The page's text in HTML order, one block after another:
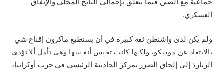
العسكري.
ولم يكن لدى واشنطن ثقة كبيرة في أن يستطيع ماكرون إقناع شي
بالابتعاد عن موسكو، ولكنها كانت تحبس أنفاسها وهي تأمل ألا تؤدي
الزيارة إلى إلحاق الضرر بمركز الجاذبية الرئيسي في حرب أوكرانيا،